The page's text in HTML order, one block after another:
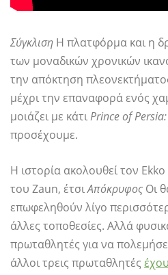
Σύγκλιση Η πλατφόρμα και η
των μοναδικών χρονικών
την απόκτηση
μέχρι την επαναφορά ενός
μοιάζει με κάτιPrince of
προσέχουμε.
Η ιστορία ακολουθεί τον
του Zaun, έτσιΑπόκρυφος Οι
επωφεληθούν λίγο
άλλες τοποθεσίες. Αλλά
πρωταθλητές για να
άλλοι τρεις πρωταθλητές